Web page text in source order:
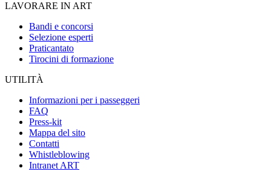
LAVORARE IN ART
Bandi e concorsi
Selezione esperti
Praticantato
Tirocini di formazione
UTILITÀ
Informazioni per i passeggeri
FAQ
Press-kit
Mappa del sito
Contatti
Whistleblowing
Intranet ART